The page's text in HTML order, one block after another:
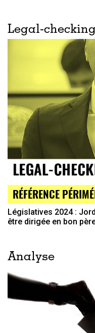
Legal-checking
RÉFÉRENCE
Législatives 2024 :
être dirigée en bon
Analyse